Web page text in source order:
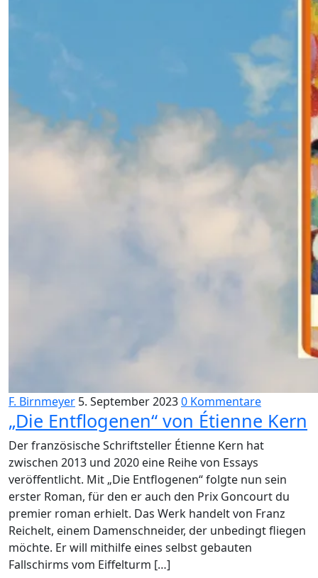
F. Birnmeyer 5. September 20230 Kommentare
„Die Entflogenen“ von Étienne Kern
Der französische Schriftsteller Étienne Kern hat
zwischen 2013 und 2020 eine Reihe von Essays
veröffentlicht. Mit „Die Entflogenen“ folgte nun sein
erster Roman, für den er auch den Prix Goncourt du
premier roman erhielt. Das Werk handelt von Franz
Reichelt, einem Damenschneider, der unbedingt fliegen
möchte. Er will mithilfe eines selbst gebauten
Fallschirms vom Eiffelturm […]